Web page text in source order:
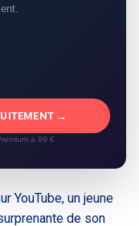
→
à 99 €
YouTube, un jeune
de son